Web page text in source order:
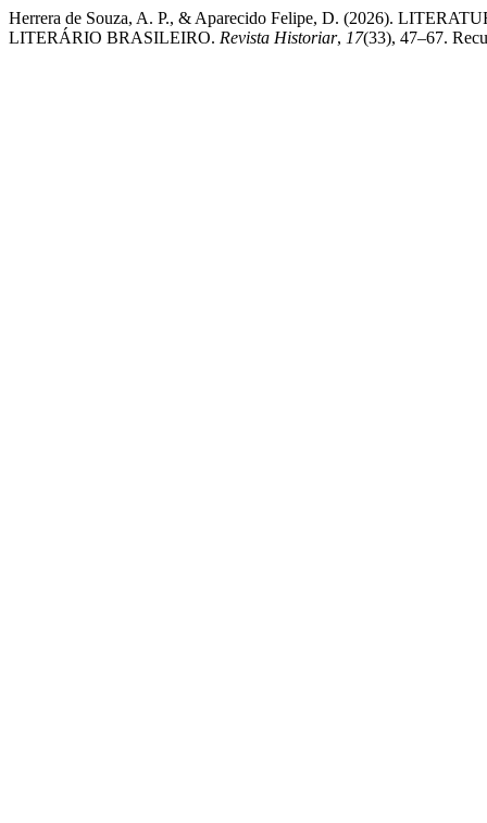
Herrera de Souza, A. P., & Aparecido Felipe, D. (2026).
LITERÁRIO BRASILEIRO. Revista Historiar, 17(33), 47–67.